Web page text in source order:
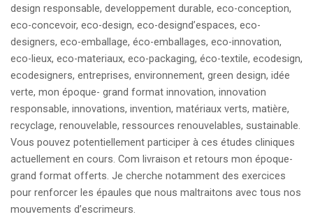
design responsable, developpement durable, eco-conception,
eco-concevoir, eco-design, eco-designd’espaces, eco-
designers, eco-emballage, éco-emballages, eco-innovation,
eco-lieux, eco-materiaux, eco-packaging, éco-textile, ecodesign,
ecodesigners, entreprises, environnement, green design, idée
verte, mon époque- grand format innovation, innovation
responsable, innovations, invention, matériaux verts, matière,
recyclage, renouvelable, ressources renouvelables, sustainable.
Vous pouvez potentiellement participer à ces études cliniques
actuellement en cours. Com livraison et retours mon époque-
grand format offerts. Je cherche notamment des exercices
pour renforcer les épaules que nous maltraitons avec tous nos
mouvements d’escrimeurs.